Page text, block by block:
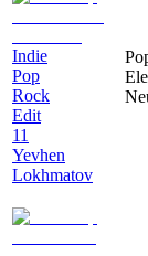
Indie
Pop
Rock
Edit
11
Yevhen
Lokhmatov